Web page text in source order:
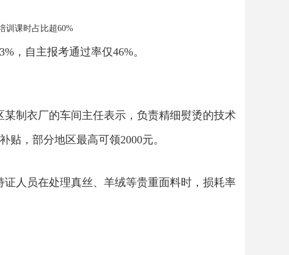
训课时占比超60%
，自主报考通过率仅46%。
制衣厂的车间主任表示，负责精细熨烫的技术
，部分地区最高可领2000元。
人员在处理真丝、羊绒等贵重面料时，损耗率